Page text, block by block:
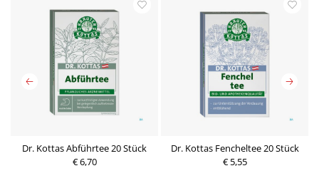
Dr. Kottas Abführtee 20 Stück
€ 6,70
Dr. Kottas Fencheltee 20 Stück
€ 5,55